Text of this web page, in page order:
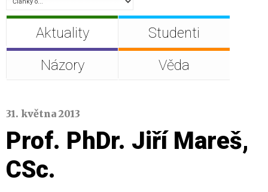
Aktuality
Studenti
Názory
Věda
31. května 2013
Prof. PhDr. Jiří Mareš,
CSc.